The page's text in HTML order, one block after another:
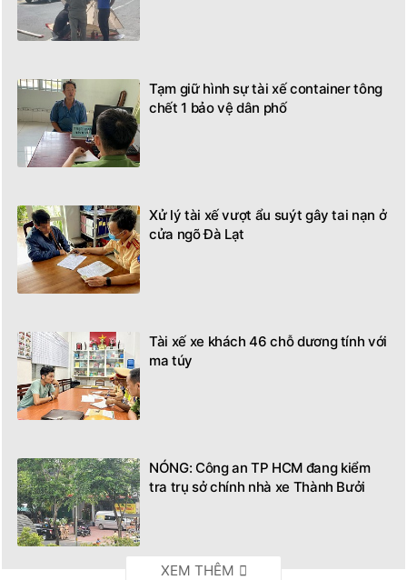
Tạm giữ hình sự tài xế container tông
chết 1 bảo vệ dân phố
Xử lý tài xế vượt ẩu suýt gây tai nạn ở
cửa ngõ Đà Lạt
Tài xế xe khách 46 chỗ dương tính với
ma túy
NÓNG: Công an TP HCM đang kiểm
tra trụ sở chính nhà xe Thành Bưởi